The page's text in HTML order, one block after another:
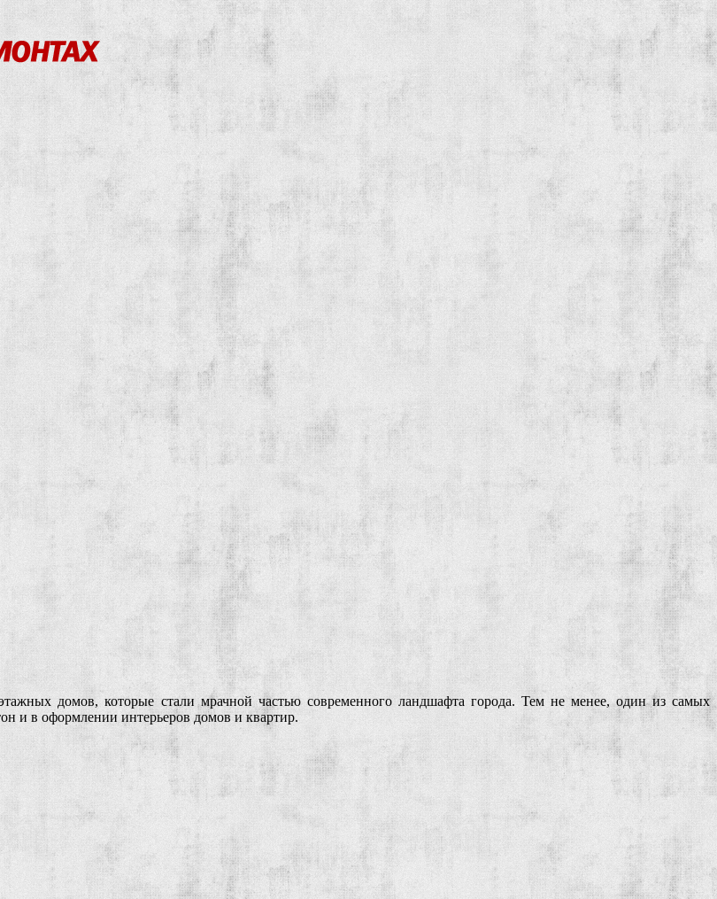
домов, которые стали мрачной частью современного ландшафта города. Тем не менее, один из самых
и в оформлении интерьеров домов и квартир.